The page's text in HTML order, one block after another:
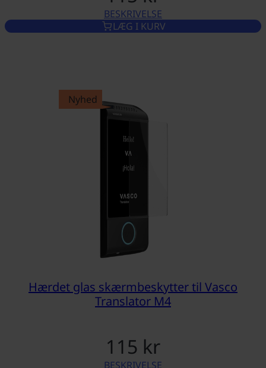
BESKRIVELSEHÆRDET GLAS
LÆG I KURV
Nyhed
Hærdet glas skærmbeskytter til Vasco
Translator M4
115 kr
BESKRIVELSE